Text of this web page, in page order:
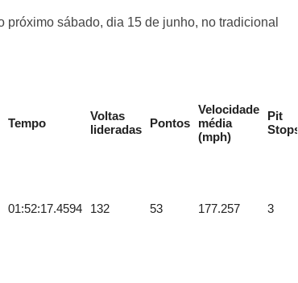
sábado, dia 15 de junho, no tradicional
Tempo
Voltas
lideradas
Pontos
Velocidade
média
(mph)
Pit
Stops
01:52:17.4594 132 53 177.257 3